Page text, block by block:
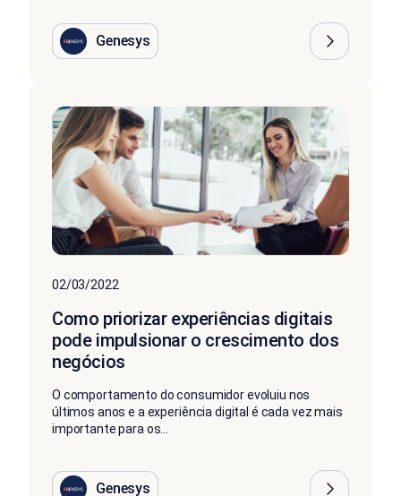
Genesys
02/03/2022
Como priorizar experiências digitais
pode impulsionar o crescimento dos
negócios
O comportamento do consumidor evoluiu nos
últimos anos e a experiência digital é cada vez mais
importante para os...
Genesys